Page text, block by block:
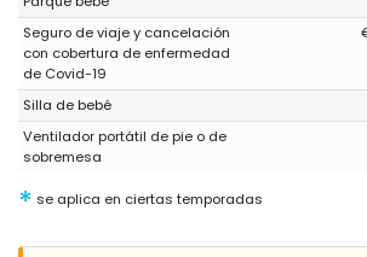
Seguro de viaje y cancelación
con cobertura de enfermedad
de Covid-19
Silla de bebé
Ventilador portátil de pie o de
sobremesa
* se aplica en ciertas temporadas